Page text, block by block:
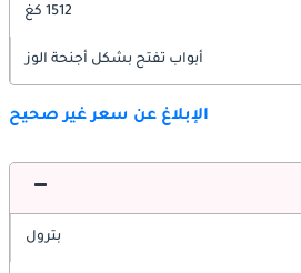
1512 كغ
أبواب تفتح بشكل أجنحة الوز
الإبلاغ عن سعر غير صحيح
بترول